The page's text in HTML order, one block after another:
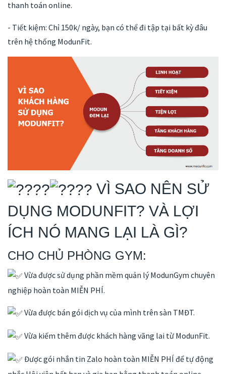
thanh toán online.
- Tiết kiệm: Chỉ 150k/ ngày, bạn có thể đi tập tại bất kỳ đâu
trên hệ thống ModunFit.
VÌ SAO NÊN SỬ
DỤNG MODUNFIT? VÀ LỢI
ÍCH NÓ MANG LẠI LÀ GÌ?
CHO CHỦ PHÒNG GYM:
Vừa được sử dụng phần mềm quản lý ModunGym chuyên
nghiệp hoàn toàn MIỄN PHÍ.
Vừa được bán gói dịch vụ của mình trên sàn TMĐT.
Vừa kiếm thêm được khách hàng vãng lai từ ModunFit.
Được gói nhắn tin Zalo hoàn toàn MIỄN PHÍ để tự động